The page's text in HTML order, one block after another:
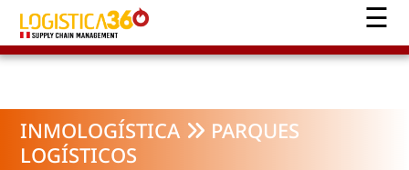
INMOLOGÍSTICA
PARQUES
LOGÍSTICOS